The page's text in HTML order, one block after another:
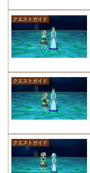
クエストガイド
クエストガイド
クエストガイド